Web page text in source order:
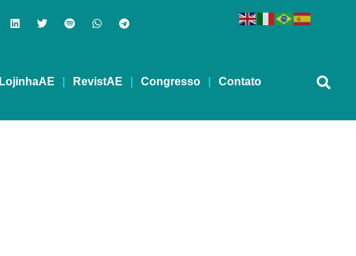
LojinhaAE RevistAE Congresso Contato